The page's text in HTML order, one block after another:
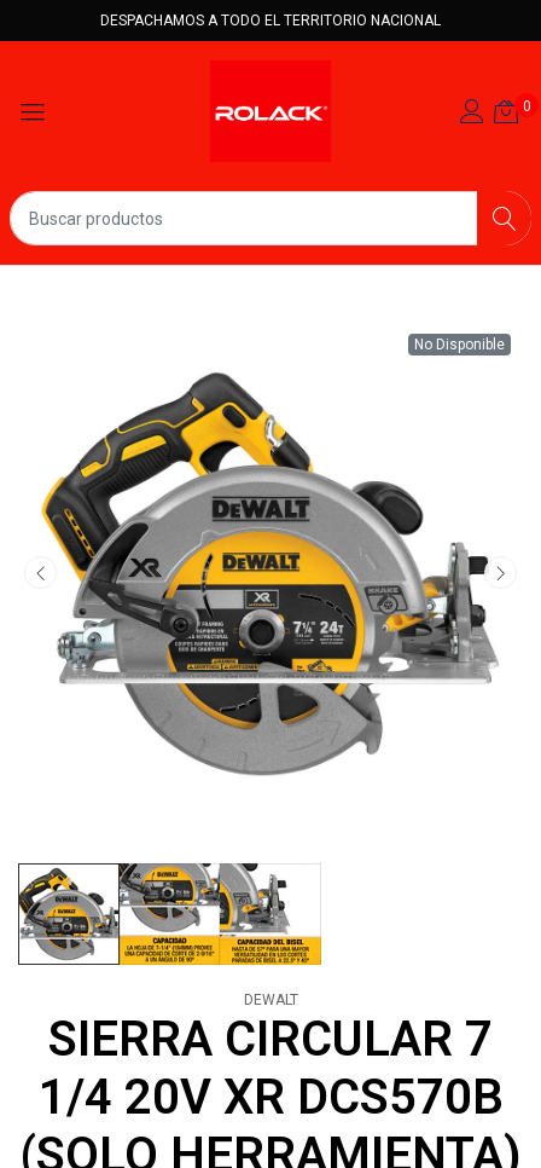
DESPACHAMOS A TODO EL TERRITORIO NACIONAL
0
No Disponible
DEWALT
SIERRA CIRCULAR 7
1/4 20V XR DCS570B
(SOLO HERRAMIENTA)